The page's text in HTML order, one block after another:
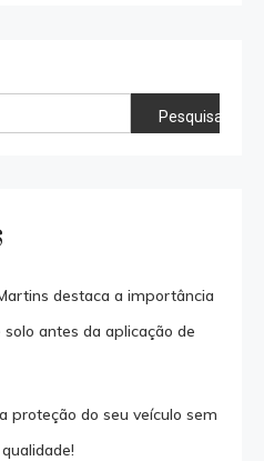
Pesquisar
destaca a importância
solo antes da aplicação de
proteção do seu veículo sem